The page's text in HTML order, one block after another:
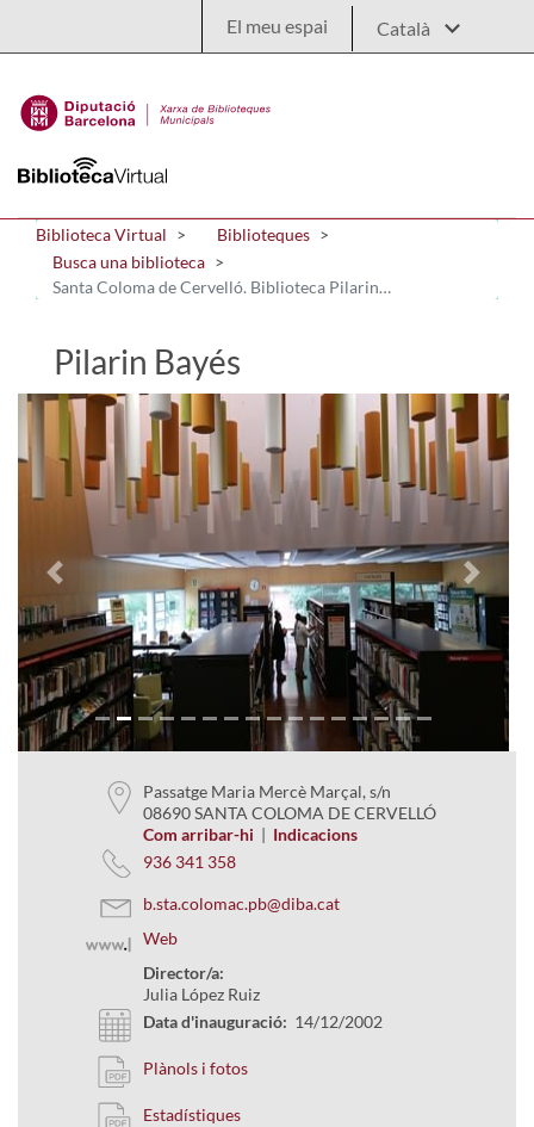
El meu espai
Biblioteca Virtual
Biblioteques
Busca una biblioteca
Santa Coloma de Cervelló. Biblioteca Pilarin Bayés
Pilarin Bayés
Previous Next
Passatge Maria Mercè Marçal, s/n
08690 SANTA COLOMA DE CERVELLÓ
Com arribar-hi | Indicacions
936 341 358
b.sta.colomac.pb@diba.cat
Web
Director/a:
Julia López Ruiz
Data d'inauguració: 14/12/2002
Plànols i fotos
Estadístiques